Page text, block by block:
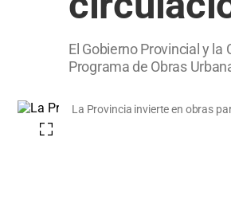
El Gobierno Provincial y
Programa de Obras
La Provincia invierte en obras